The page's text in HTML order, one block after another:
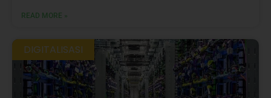
READ MORE »
DIGITALISASI